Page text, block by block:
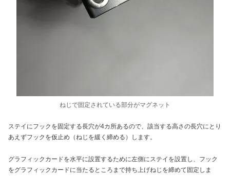
ねじで固定されている部分がマグネット
ステイにフックを固定する長穴が4カ所あるので、該当する高さの長穴にとり
あえずフックを仮止め（ねじを緩く締める）します。
グラフィックカードを水平に設置するために左側にステイを設置し、フック
をグラフィックカードに当たるところまで持ち上げねじを締めて固定しま